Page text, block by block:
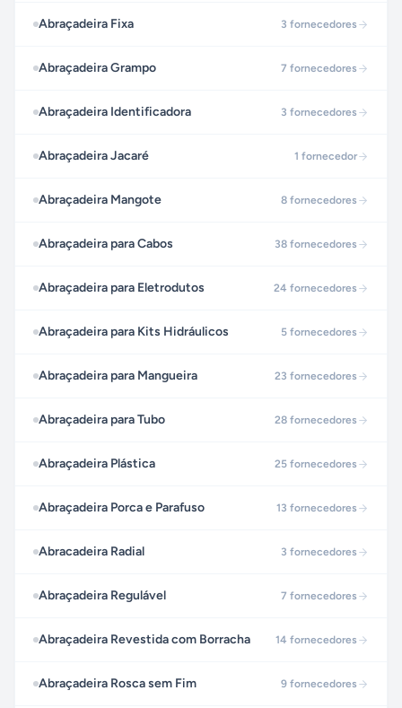
Abraçadeira Fixa 3 fornecedores
Abraçadeira Grampo 7 fornecedores
Abraçadeira Identificadora 3 fornecedores
Abraçadeira Jacaré 1 fornecedor
Abraçadeira Mangote 8 fornecedores
Abraçadeira para Cabos 38 fornecedores
Abraçadeira para Eletrodutos 24 fornecedores
Abraçadeira para Kits Hidráulicos 5 fornecedores
Abraçadeira para Mangueira 23 fornecedores
Abraçadeira para Tubo 28 fornecedores
Abraçadeira Plástica 25 fornecedores
Abraçadeira Porca e Parafuso 13 fornecedores
Abracadeira Radial 3 fornecedores
Abraçadeira Regulável 7 fornecedores
Abraçadeira Revestida com Borracha 14 fornecedores
Abraçadeira Rosca sem Fim 9 fornecedores